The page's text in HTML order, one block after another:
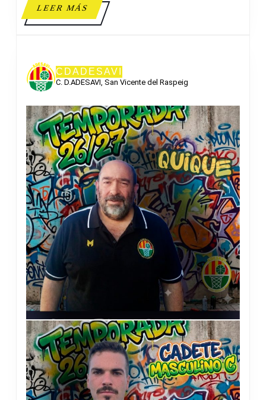
LEER MÁSLEER
MÁS
CDADESAVI
C. D.ADESAVI, San Vicente del Raspeig